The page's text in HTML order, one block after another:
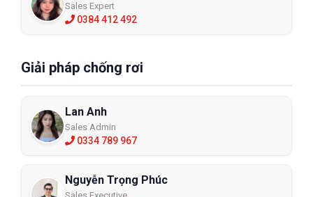
Sales Expert
0384 412 492
Giải pháp chống rơi
Lan Anh
Sales Admin
0334 789 967
Nguyễn Trọng Phúc